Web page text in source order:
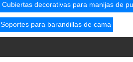
Cubiertas decorativas para manijas de
Soportes para barandillas de cama